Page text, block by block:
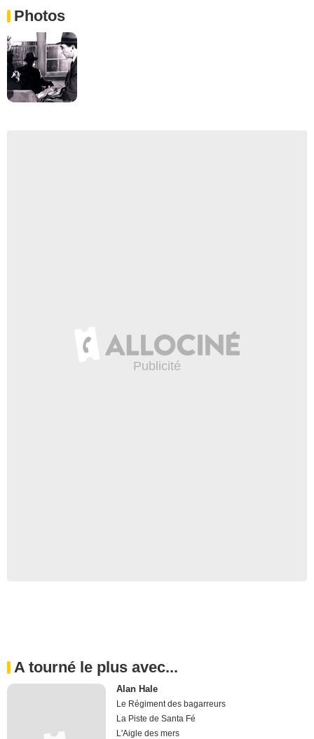
Photos
A tourné le plus avec...
Alan Hale
Le Régiment des bagarreurs
La Piste de Santa Fé
L'Aigle des mers